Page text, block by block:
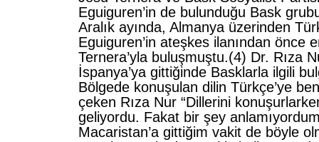
Eguiguren’in de bulunduğu Bask
Aralık ayında, Almanya üzerinden
Eguiguren’in ateşkes ilanından önce
Ternera’yla buluşmuştu.(4) Dr. Rıza
İspanya’ya gittiğinde Basklarla ilgili
Bölgede konuşulan dilin Türkçe’ye
çeken Rıza Nur “Dillerini
geliyordu. Fakat bir şey
Macaristan’a gittiğim vakit de böyle